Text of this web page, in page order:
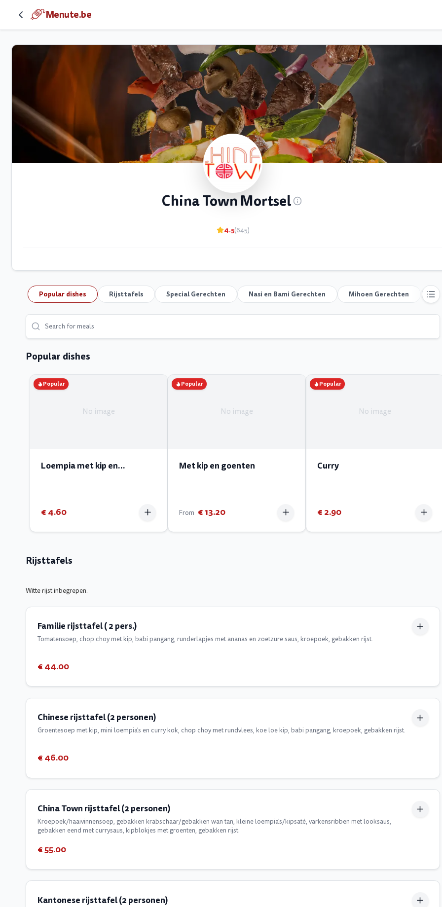
Menute.be
China Town Mortsel
4.5(645)
Popular dishes Rijsttafels Special Gerechten Nasi en Bami Gerechten Mihoen Gerechten
Popular dishes
Popular
No image
Loempia met kip en
€ 4.60
Popular
No image
Met kip en goenten
From € 13.20
Popular
No image
Curry
€ 2.90
Rijsttafels
Witte rijst inbegrepen.
Familie rijsttafel ( 2 pers.)
Tomatensoep, chop choy met kip, babi pangang, runderlapjes met ananas en zoetzure saus, kroepoek, gebakken rijst.
€ 44.00
Chinese rijsttafel (2 personen)
Groentesoep met kip, mini loempia's en curry kok, chop choy met rundvlees, koe loe kip, babi pangang, kroepoek, gebakken rijst.
€ 46.00
China Town rijsttafel (2 personen)
Kroepoek/haaivinnensoep, gebakken krabschaar/gebakken wan tan, kleine loempia's/kipsaté, varkensribben met looksaus,
gebakken eend met currysaus, kipblokjes met groenten, gebakken rijst.
€ 55.00
Kantonese rijsttafel (2 personen)